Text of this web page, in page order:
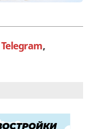
Telegram,